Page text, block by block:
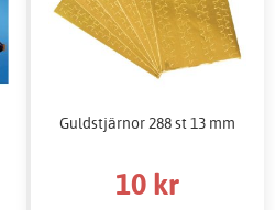
Guldstjärnor 288 st 13 mm
10 kr